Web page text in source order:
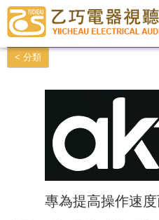
< 分類
專為提高操作速